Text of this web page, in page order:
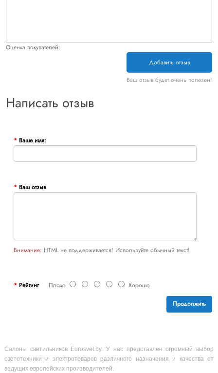
Оценка покупателей:
Добавить отзыв
Ваш отзыв будет очень полезен!
Написать отзыв
Ваше имя:
Ваш отзыв
Внимание: HTML не поддерживается! Используйте обычный текст!
РейтингПлохо Хорошо
Продолжить
Салоны светильников Eurosvet.by. У нас представлен огромный выбор
светотехники и электротоваров различного назначения и качества от
ведущих европейских производителей.